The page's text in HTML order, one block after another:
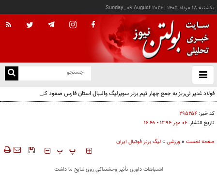
يکشنبه ۱۸ مرداد ۱۴۰۵ |
Sunday , 09 August 2026
باز
و
فولاد غدیر نی‌ریز به جمع چهار تیم برتر سوپرلیگ والیبال استان فارس صعود کرد
کد خبر: ۲۹۵۲۵۴
تاریخ انتشار: ۰۶ مهر ۱۳۹۴ - ۱۶:۴۸
صفحه نخست »ورزشی »لیگ برتر فوتبال ایران
‍‍‍ پ پ
اشتباهات داوري تأثير وحشتناكي روي نتايج ما داشت